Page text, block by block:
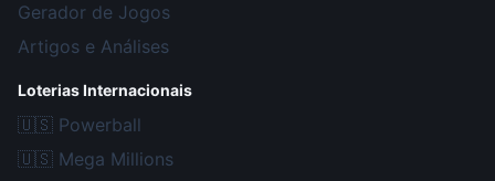
Gerador de Jogos
Artigos e Análises
Loterias Internacionais
🇺🇸 Powerball
🇺🇸 Mega Millions